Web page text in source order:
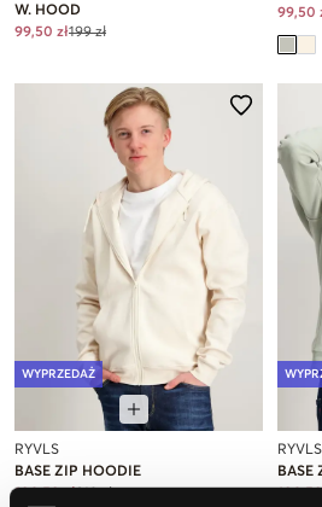
W. HOOD
99,50 zł199 zł
99,50
WYPRZEDAŻ
RYVLS
BASE ZIP HOODIE
RYVLS
BASE